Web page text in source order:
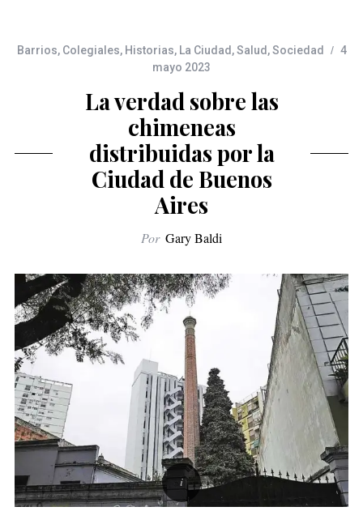
Barrios, Colegiales, Historias, La Ciudad ,Salud ,Sociedad
4
mayo 2023
La verdad sobre las
chimeneas
distribuidas por la
Ciudad de Buenos
Aires
Por Gary Baldi